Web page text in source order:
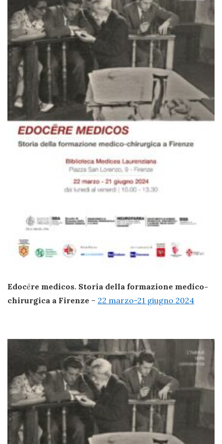
Edocēre medicos. Storia della formazione medico-
chirurgica a Firenze – 22 marzo-21 giugno 2024